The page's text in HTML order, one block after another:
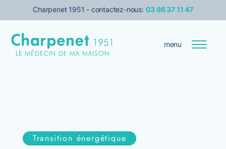
Charpenet 1951 - contactez-nous: 03 86 37 11 47
Transition énergétique
menu
Transition énergétique